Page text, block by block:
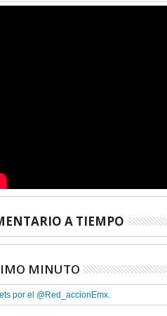
A TIEMPO
MINUTO
por el @Red_accionEmx.